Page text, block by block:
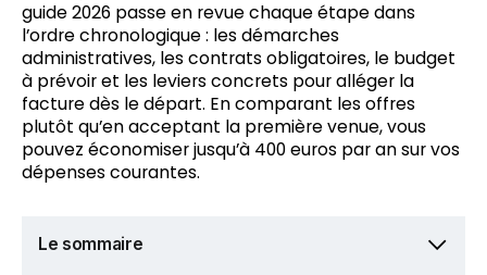
guide 2026 passe en revue chaque étape dans
l’ordre chronologique : les démarches
administratives, les contrats obligatoires, le budget
à prévoir et les leviers concrets pour alléger la
facture dès le départ. En comparant les offres
plutôt qu’en acceptant la première venue, vous
pouvez économiser jusqu’à 400 euros par an sur vos
dépenses courantes.
Le sommaire